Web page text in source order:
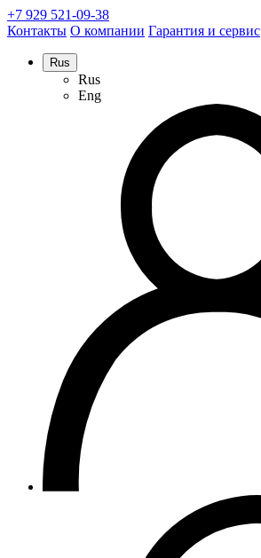
+7 929 521-09-38
Контакты О компании Гарантия и сервис
Rus
Rus
Eng